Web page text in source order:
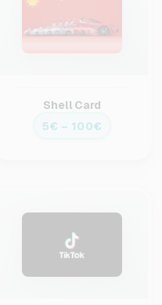
Shell Card
5€ – 100€